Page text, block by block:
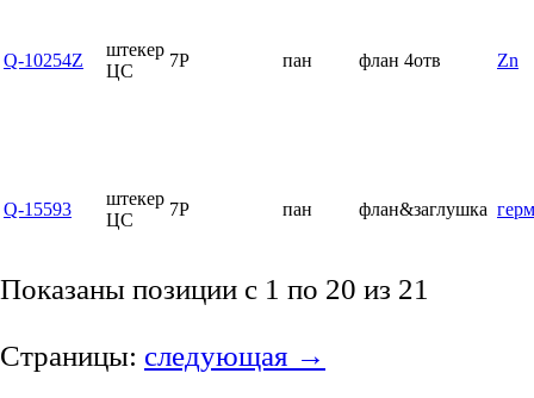
Q-10254Z
штекер
ЦС
7P пан флан 4отв Zn
Q-15593
штекер
ЦС
7P пан флан&заглушка герм
Показаны позиции с 1 по 20 из 21
Страницы: следующая →